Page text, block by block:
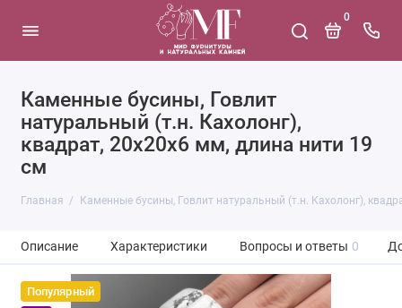
0
Каменные бусины, Говлит
натуральный (т.н. Кахолонг),
квадрат, 20х20х6 мм, длина нити 19
см
Главная Каменные бусины, Говлит натуральный (т.н. Кахолонг),
Описание Характеристики Вопросы и ответы 0
Популярный